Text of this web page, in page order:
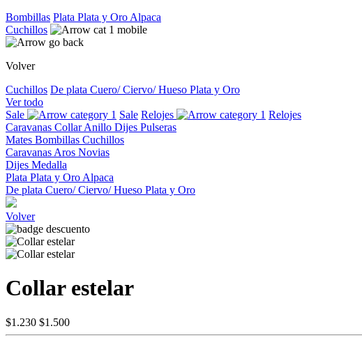
Bombillas Plata Plata y Oro Alpaca
Cuchillos
Volver
Cuchillos De plata Cuero/ Ciervo/ Hueso Plata y Oro
Ver todo
Sale
Sale Relojes
Relojes
Caravanas CollarAnillo Dijes Pulseras
Mates Bombillas Cuchillos
Caravanas Aros Novias
Dijes Medalla
Plata Plata y Oro Alpaca
De plata Cuero/ Ciervo/ Hueso Plata y Oro
Volver
Collar estelar
$1.230 $1.500